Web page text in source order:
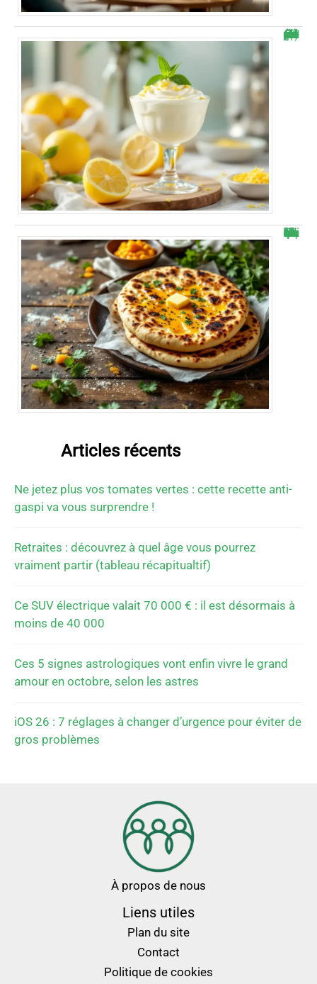
Cette mousse mascarpone citron rend accro : « Je ne peux plus m’arrêter ! » (recette simple et rapide à faire)
Cheese naans maison : mon astuce ultra rapide qui bluffe à chaque bouchée
Articles récents
Ne jetez plus vos tomates vertes : cette recette anti-
gaspi va vous surprendre !
Retraites : découvrez à quel âge vous pourrez
vraiment partir (tableau récapitualtif)
Ce SUV électrique valait 70 000 € : il est désormais à
moins de 40 000
Ces 5 signes astrologiques vont enfin vivre le grand
amour en octobre, selon les astres
iOS 26 : 7 réglages à changer d’urgence pour éviter de
gros problèmes
À propos de nous
Liens utiles
Plan du site
Contact
Politique de cookies